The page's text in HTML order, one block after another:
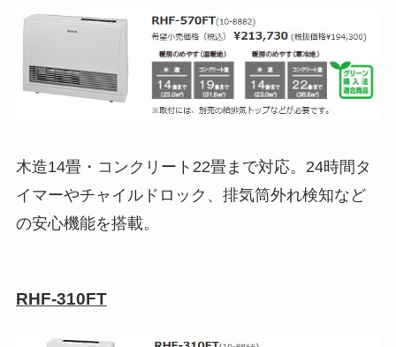
木造14畳・コンクリート22畳まで対応。24時間タ
イマーやチャイルドロック、排気筒外れ検知など
の安心機能を搭載。
RHF-310FT